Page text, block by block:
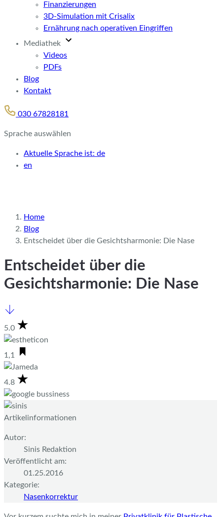
Finanzierungen
3D-Simulation mit Crisalix
Ernährung nach operativen Eingriffen
Mediathek
Videos
PDFs
Blog
Kontakt
030 67828181
Sprache auswählen
Aktuelle Sprache ist: de
en
Home
Blog
Entscheidet über die Gesichtsharmonie: Die Nase
Entscheidet über die
Gesichtsharmonie: Die Nase
5.0
1,1
4.8
Artikelinformationen
Autor:
Sinis Redaktion
Veröffentlicht am:
01.25.2016
Kategorie:
Nasenkorrektur